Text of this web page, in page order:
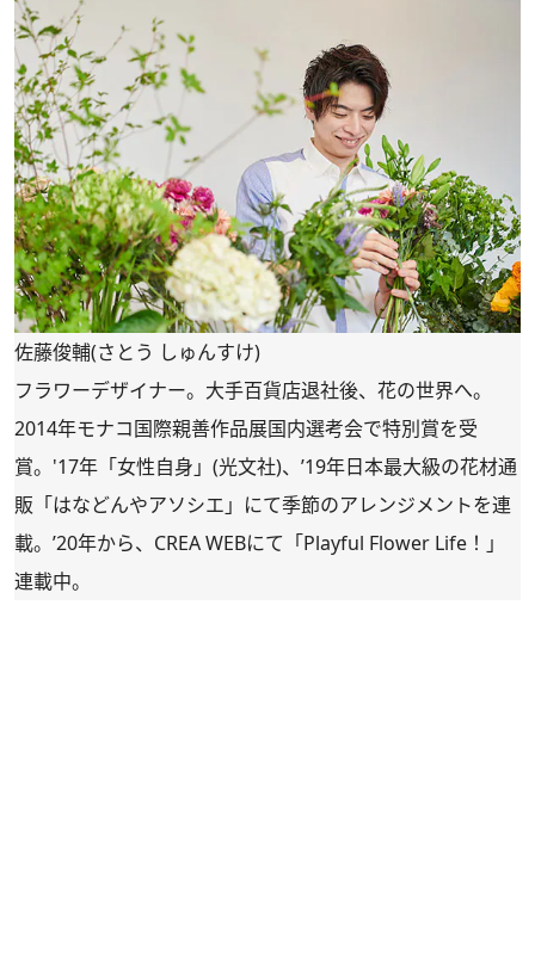
佐藤俊輔(さとう しゅんすけ)
フラワーデザイナー。大手百貨店退社後、花の世界へ。
2014年モナコ国際親善作品展国内選考会で特別賞を受
賞。'17年「女性自身」(光文社)、’19年日本最大級の花材通
販「はなどんやアソシエ 」にて季節のアレンジメントを連
載。’20年から、CREA WEBにて「Playful Flower Life！ 」
連載中。